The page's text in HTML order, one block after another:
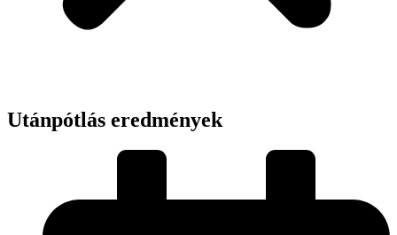
Utánpótlás eredmények